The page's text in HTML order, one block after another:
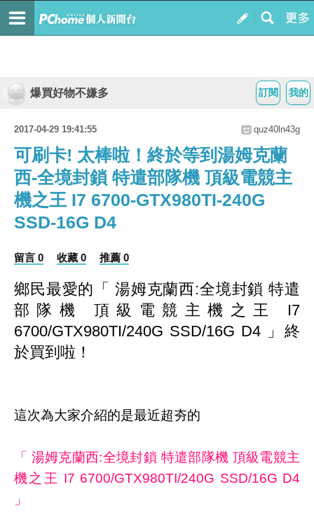
我的
訂閱
爆買好物不嫌多
2017-04-29 19:41:55 quz40ln43g
可刷卡! 太棒啦！終於等到湯姆克蘭
西-全境封鎖 特遣部隊機 頂級電競主
機之王 I7 6700-GTX980TI-240G
SSD-16G D4
留言 0 收藏 0 推薦 0
鄉民最愛的「 湯姆克蘭西:全境封鎖 特遣
部隊機 頂級電競主機之王 I7
6700/GTX980TI/240G SSD/16G D4 」終
於買到啦！
這次為大家介紹的是最近超夯的
「 湯姆克蘭西:全境封鎖 特遣部隊機 頂級電競主
機之王 I7 6700/GTX980TI/240G SSD/16G D4
」